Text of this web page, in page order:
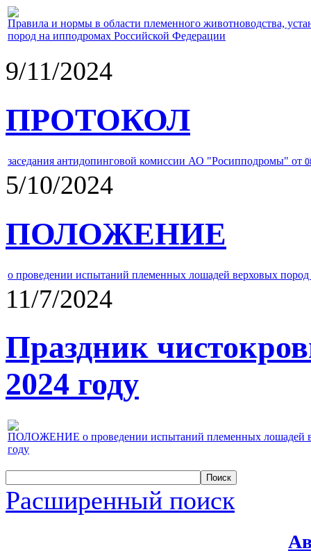
Правила и нормы в области племенного животноводства,
пород на ипподромах Российской Федерации
9/11/2024
ПРОТОКОЛ
заседания антидопинговой комиссии АО "Росипподромы" от
5/10/2024
ПОЛОЖЕНИЕ
о проведении испытаний племенных лошадей верховых
11/7/2024
Праздник
2024 году
ПОЛОЖЕНИЕ о проведении испытаний племенных лошадей
году
Расширенный поиск